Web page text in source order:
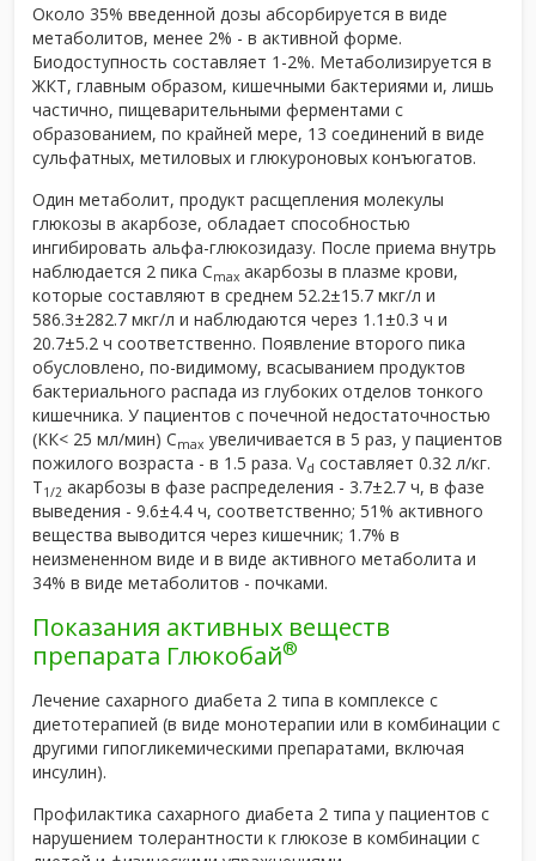
Около 35% введенной дозы абсорбируется в виде
метаболитов, менее 2% - в активной форме.
Биодоступность составляет 1-2%. Метаболизируется в
ЖКТ, главным образом, кишечными бактериями и, лишь
частично, пищеварительными ферментами с
образованием, по крайней мере, 13 соединений в виде
сульфатных, метиловых и глюкуроновых конъюгатов.
Один метаболит, продукт расщепления молекулы
глюкозы в акарбозе, обладает способностью
ингибировать альфа-глюкозидазу. После приема внутрь
наблюдается 2 пика Cmax акарбозы в плазме крови,
которые составляют в среднем 52.2±15.7 мкг/л и
586.3±282.7 мкг/л и наблюдаются через 1.1±0.3 ч и
20.7±5.2 ч соответственно. Появление второго пика
обусловлено, по-видимому, всасыванием продуктов
бактериального распада из глубоких отделов тонкого
кишечника. У пациентов с почечной недостаточностью
(КК< 25 мл/мин) Cmax увеличивается в 5 раз, у пациентов
пожилого возраста - в 1.5 раза. Vd составляет 0.32 л/кг.
T1/2 акарбозы в фазе распределения - 3.7±2.7 ч, в фазе
выведения - 9.6±4.4 ч, соответственно; 51% активного
вещества выводится через кишечник; 1.7% в
неизмененном виде и в виде активного метаболита и
34% в виде метаболитов - почками.
Показания активных веществ
препарата Глюкобай®
Лечение сахарного диабета 2 типа в комплексе с
диетотерапией (в виде монотерапии или в комбинации с
другими гипогликемическими препаратами, включая
инсулин).
Профилактика сахарного диабета 2 типа у пациентов с
нарушением толерантности к глюкозе в комбинации с